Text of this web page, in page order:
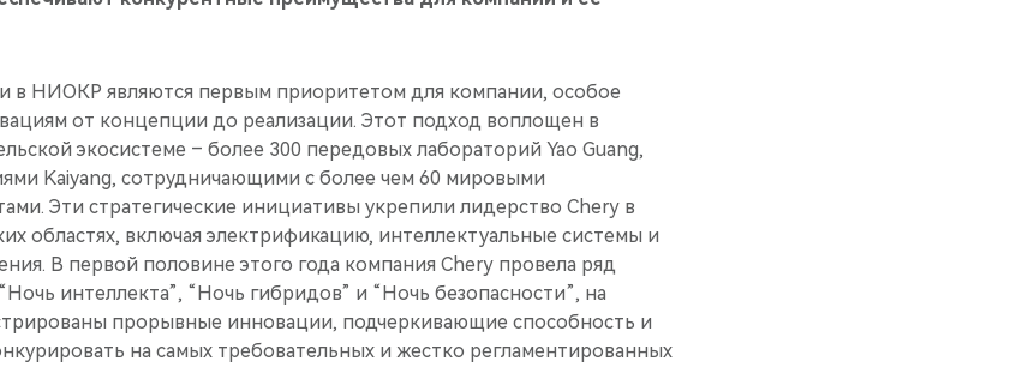
в НИОКР являются первым приоритетом для компании, особое
от концепции до реализации. Этот подход воплощен в
экосистеме – более 300 передовых лабораторий Yao Guang,
Kaiyang, сотрудничающими с более чем 60 мировыми
Эти стратегические инициативы укрепили лидерство Chery в
областях, включая электрификацию, интеллектуальные системы и
В первой половине этого года компания Chery провела ряд
интеллекта”, “Ночь гибридов” и “Ночь безопасности”, на
прорывные инновации, подчеркивающие способность и
на самых требовательных и жестко регламентированных